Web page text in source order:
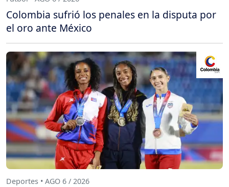
Colombia sufrió los penales en la disputa por
el oro ante México
Deportes • AGO 6 / 2026